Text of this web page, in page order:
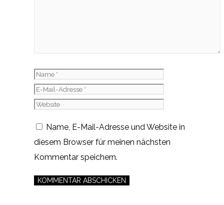
Name
Name, E-Mail-Adresse und Website in
diesem Browser für meinen nächsten
Kommentar speichern.